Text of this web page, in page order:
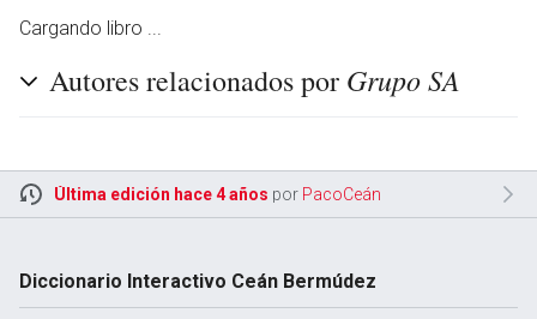
Cargando libro ...
Autores relacionados por Grupo SA
Última edición hace 4 años por PacoCeán
Diccionario Interactivo Ceán Bermúdez